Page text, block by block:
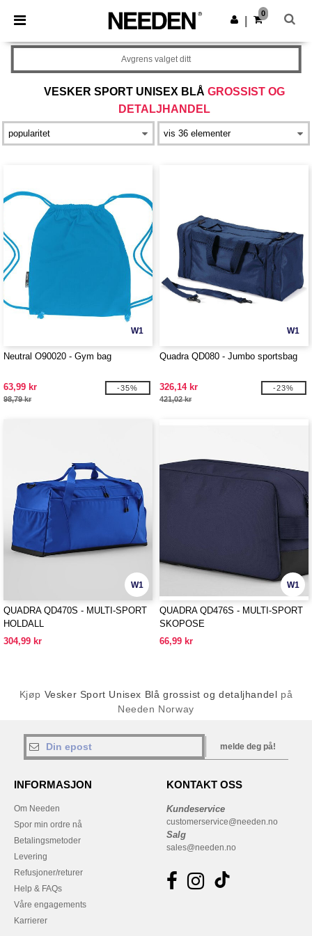
× Needen-app
Bedre priser i appen!
Last ned app
0
VESKER SPORT UNISEX BLÅ GROSSIST OG
DETALJHANDEL
Avgrens valget ditt
W1
Neutral O90020 - Gym bag
63,99 kr
98,79 kr
-35%
W1
Quadra QD080 - Jumbo sportsbag
326,14 kr
421,02 kr
-23%
W1
QUADRA QD470S - MULTI-SPORT
HOLDALL
304,99 kr
W1
QUADRA QD476S - MULTI-SPORT
SKOPOSE
66,99 kr
Kjøp Vesker Sport Unisex Blå grossist og detaljhandel på
Needen Norway
melde deg på!
INFORMASJON
Om Needen
Spor min ordre nå
Betalingsmetoder
Levering
Refusjoner/returer
Help & FAQs
Våre engagements
Karrierer
KONTAKT OSS
Kundeservice
customerservice@needen.no
Salg
sales@needen.no